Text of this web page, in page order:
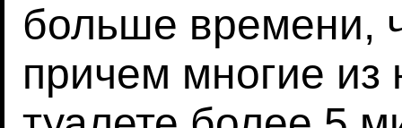
больше времени,
причем многие из